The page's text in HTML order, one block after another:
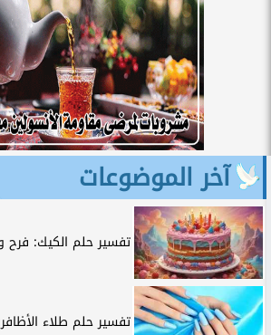
آخر الموضوعات
تفسير حلم الكيك: فرح
تفسير حلم طلاء